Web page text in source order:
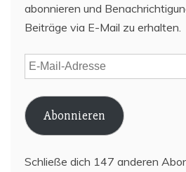
abonnieren und
Beiträge via E-Mail zu erhalten.
E-
Mail-
Adresse
Abonnieren
Schließe dich 147 anderen